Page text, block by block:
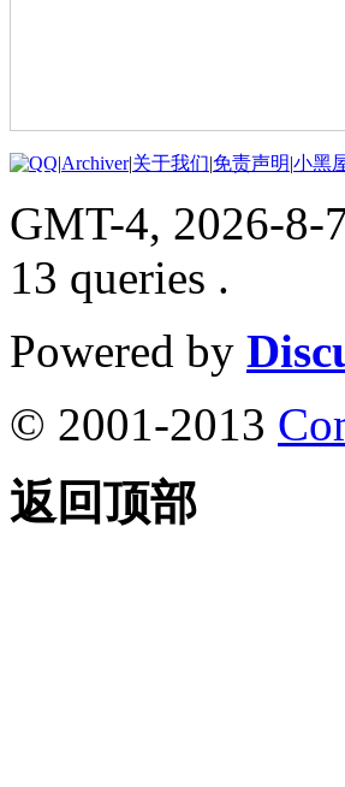
|Archiver|关于我们|免责声明|小黑
GMT-4, 2026-8-
13 queries .
Powered by
© 2001-2013
返回顶部